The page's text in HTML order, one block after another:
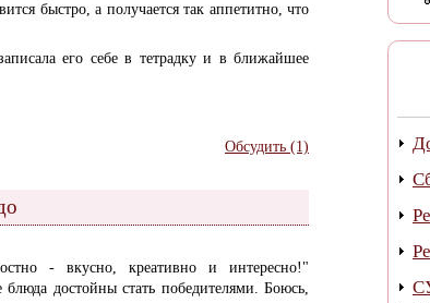
быстро, а получается так аппетитно, что
его себе в тетрадку и в ближайшее
Обсудить (1)
- вкусно, креативно и интересно!"
достойны стать победителями. Боюсь,